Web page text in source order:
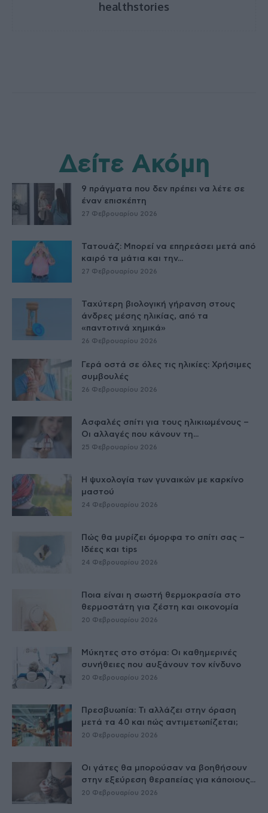
healthstories
Δείτε Ακόμη
9 πράγματα που δεν πρέπει να λέτε σε
έναν επισκέπτη
27 Φεβρουαρίου 2026
Τατουάζ: Μπορεί να επηρεάσει μετά από
καιρό τα μάτια και την...
27 Φεβρουαρίου 2026
Ταχύτερη βιολογική γήρανση στους
άνδρες μέσης ηλικίας, από τα
«παντοτινά χημικά»
26 Φεβρουαρίου 2026
Γερά οστά σε όλες τις ηλικίες: Χρήσιμες
συμβουλές
26 Φεβρουαρίου 2026
Ασφαλές σπίτι για τους ηλικιωμένους –
Οι αλλαγές που κάνουν τη...
25 Φεβρουαρίου 2026
Η ψυχολογία των γυναικών με καρκίνο
μαστού
24 Φεβρουαρίου 2026
Πώς θα μυρίζει όμορφα το σπίτι σας –
Ιδέες και tips
24 Φεβρουαρίου 2026
Ποια είναι η σωστή θερμοκρασία στο
θερμοστάτη για ζέστη και οικονομία
20 Φεβρουαρίου 2026
Μύκητες στο στόμα: Οι καθημερινές
συνήθειες που αυξάνουν τον κίνδυνο
20 Φεβρουαρίου 2026
Πρεσβυωπία: Τι αλλάζει στην όραση
μετά τα 40 και πώς αντιμετωπίζεται;
20 Φεβρουαρίου 2026
Οι γάτες θα μπορούσαν να βοηθήσουν
στην εξεύρεση θεραπείας για κάποιους...
20 Φεβρουαρίου 2026